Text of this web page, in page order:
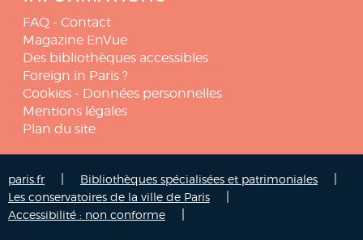
FAQ - Contact
Magazine EnVue
Des bibliothèques accessibles
Foreign in Paris ?
Cookies - Données personnelles
Mentions légales
Plan du site
paris.fr Bibliothèques spécialisées et patrimoniales
Les conservatoires de la ville de Paris
Accessibilité : non conforme